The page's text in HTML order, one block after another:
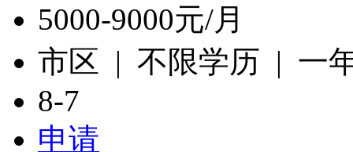
5000-9000元/月
市区 | 不限学历 | 一
8-7
申请